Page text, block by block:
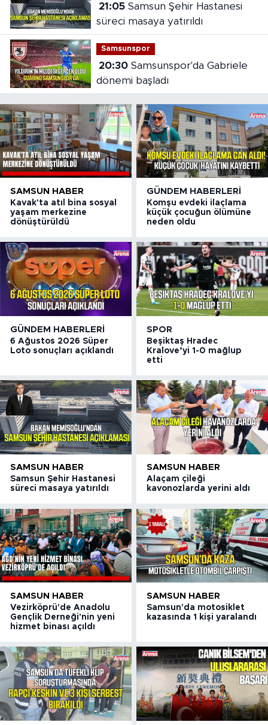
21:05Samsun Şehir Hastanesi
süreci masaya yatırıldı
Samsunspor
20:30Samsunspor'da Gabriele
dönemi başladı
SAMSUN HABER
Kavak'ta atıl bina sosyal
yaşam merkezine
dönüştürüldü
GÜNDEM HABERLERI
Komşu evdeki ilaçlama
küçük çocuğun ölümüne
neden oldu
GÜNDEM HABERLERI
6 Ağustos 2026 Süper
Loto sonuçları açıklandı
SPOR
Beşiktaş Hradec
Kralove’yi 1-0 mağlup
etti
SAMSUN HABER
Samsun Şehir Hastanesi
süreci masaya yatırıldı
SAMSUN HABER
Alaçam çileği
kavonozlarda yerini aldı
SAMSUN HABER
Vezirköprü'de Anadolu
Gençlik Derneği'nin yeni
hizmet binası açıldı
SAMSUN HABER
Samsun'da motosiklet
kazasında 1 kişi yaralandı